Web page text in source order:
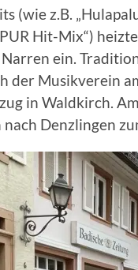
(wie z.B.
Hit-Mix“)
ein.
der Musikverein
in Waldkirch.
nach Denzlingen